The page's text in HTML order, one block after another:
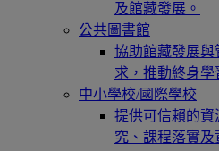
及館藏發展。
公共圖書館
協助館藏發展與
求，推動終身學
中小學校/國際學校
提供可信賴的
究、課程落實及